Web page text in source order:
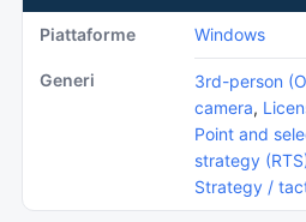
Piattaforme Windows
Generi 3rd-person
camera,
Point and
strategy
Strategy /